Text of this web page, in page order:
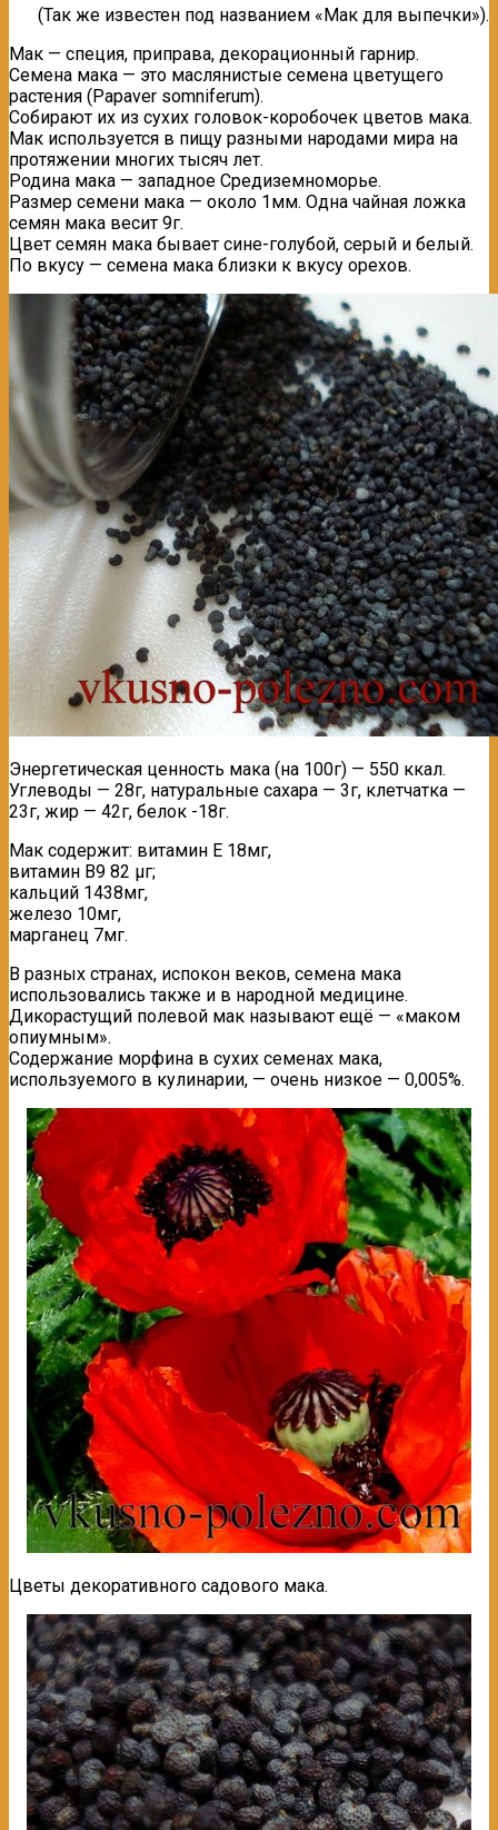
(Так же известен под названием «Мак для выпечки»).
Мак — специя, приправа, декорационный гарнир.
Семена мака — это маслянистые семена цветущего
растения (Papaver somniferum).
Собирают их из сухих головок-коробочек цветов мака.
Мак используется в пищу разными народами мира на
протяжении многих тысяч лет.
Родина мака — западное Средиземноморье.
Размер семени мака — около 1мм. Одна чайная ложка
семян мака весит 9г.
Цвет семян мака бывает сине-голубой, серый и белый.
По вкусу — семена мака близки к вкусу орехов.
Энергетическая ценность мака (на 100г) — 550 ккал.
Углеводы — 28г, натуральные сахара — 3г, клетчатка —
23г, жир — 42г, белок -18г.
Мак содержит: витамин Е 18мг,
витамин В9 82 µг;
кальций 1438мг,
железо 10мг,
марганец 7мг.
В разных странах, испокон веков, семена мака
использовались также и в народной медицине.
Дикорастущий полевой мак называют ещё — «маком
опиумным».
Содержание морфина в сухих семенах мака,
используемого в кулинарии, — очень низкое — 0,005%.
Цветы декоративного садового мака.